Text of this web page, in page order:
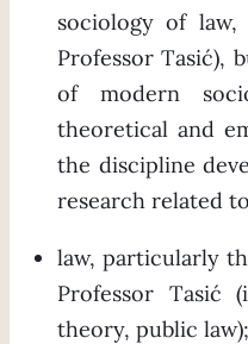
sociology of law,
Professor Tasić),
of modern
theoretical and
the discipline
research related
law, particularly
Professor Tasić
theory, public law);